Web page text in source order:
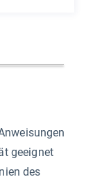
geeignet
des